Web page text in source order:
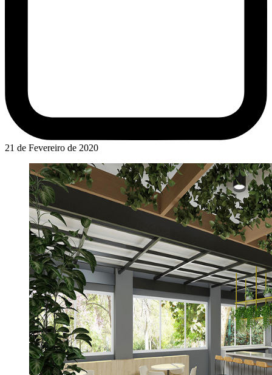
21 de Fevereiro de 2020